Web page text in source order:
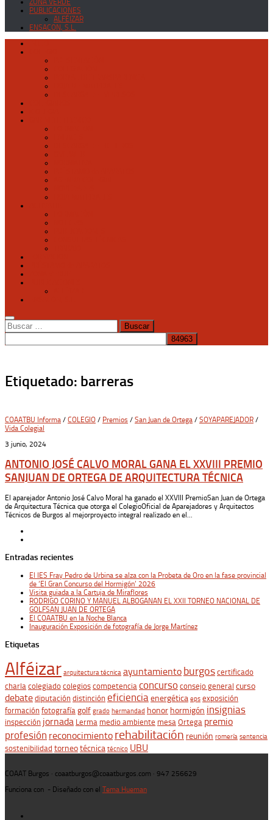
ZONA VERDE
PUBLICACIONES
ALFÉIZAR
ENSACON, S.L.
Buscar:
Etiquetado: barreras
COAATBU Informa / COLEGIO / Premios / San Juan de Ortega / SOYAPAREJADOR /
Vida Colegial
3 junio, 2024
ANTONIO JOSÉ CALVO MORAL GANA EL XXVIII PREMIO
SANJUAN DE ORTEGA DE ARQUITECTURA TÉCNICA
El aparejador Antonio José Calvo Moral ha ganado el XXVIII PremioSan Juan de Ortega
de Arquitectura Técnica que otorga el ColegioOficial de Aparejadores y Arquitectos
Técnicos de Burgos al mejorproyecto integral realizado en el...
Entradas recientes
El IES Fray Pedro de Urbina se alza con la Probeta de Oro en la fase provincial
de ‘El Gran Concurso del Hormigón’ 2026
Visita guiada a la Cartuja de Miraflores
RODRIGO CORINO Y MANUEL ALBOGANAN EL XXII TORNEO NACIONAL DE
GOLFSAN JUAN DE ORTEGA
El COAATBU en la Noche Blanca
Inauguración Exposición de fotografía de Jorge Martínez
Etiquetas
Alféizar arquitectura técnica ayuntamiento burgos certificado
charla colegiado colegios competencia concurso consejo general curso
debate diputación distinción eficienciaenergética eps exposición
formación fotografía golf grado hermandad honor hormigón insignias
inspección jornada Lerma medio ambiente mesa Ortega premio
profesión reconocimiento rehabilitación reunión romería sentencia
sostenibilidad torneotécnica técnico UBU
COAAT Burgos · coaatburgos@coaatburgos.com · 947 256629
Funciona con - Diseñado con el Tema Hueman